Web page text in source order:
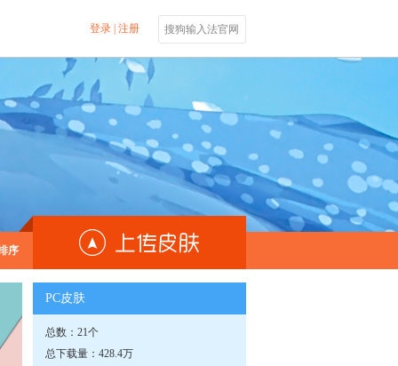
登录| 注册 搜狗输入法官网
序
PC皮肤
总数：21个
总下载量：428.4万